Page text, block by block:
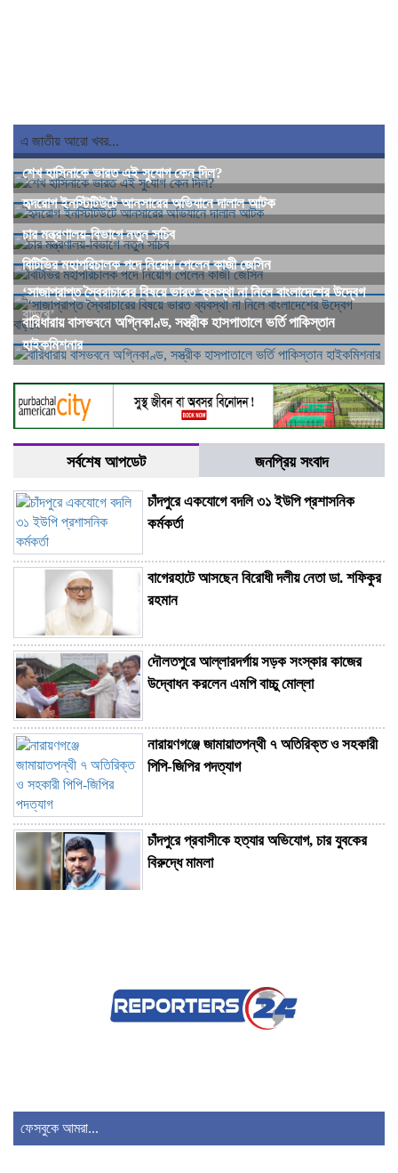
এ জাতীয় আরো খবর...
শেখ হাসিনাকে ভারত এই সুযোগ কেন দিল?
হৃদরোগ ইনস্টিটিউটে আনসারের অভিযানে দালাল আটক
চার মন্ত্রণালয়-বিভাগে নতুন সচিব
বিটিভির মহাপরিচালক পদে নিয়োগ পেলেন কাজী জেসিন
‘সাজাপ্রাপ্ত স্বৈরাচারের বিষয়ে ভারত ব্যবস্থা না নিলে বাংলাদেশের উদ্বেগ
বাড়বে’
বারিধারায় বাসভবনে অগ্নিকাণ্ড, সস্ত্রীক হাসপাতালে ভর্তি পাকিস্তান
হাইকমিশনার
সর্বশেষ আপডেট জনপ্রিয় সংবাদ
চাঁদপুরে একযোগে বদলি ৩১ ইউপি প্রশাসনিক
কর্মকর্তা
বাগেরহাটে আসছেন বিরোধী দলীয় নেতা ডা. শফিকুর
রহমান
দৌলতপুরে আল্লারদর্গায় সড়ক সংস্কার কাজের
উদ্বোধন করলেন এমপি বাচ্চু মোল্লা
নারায়ণগঞ্জে জামায়াতপন্থী ৭ অতিরিক্ত ও সহকারী
পিপি-জিপির পদত্যাগ
চাঁদপুরে প্রবাসীকে হত্যার অভিযোগ, চার যুবকের
বিরুদ্ধে মামলা
পঞ্চগড়ে ১১ দলীয় ঐক্যজোটের বিক্ষোভ মিছিল ও
স্মারকলিপি প্রদান
ফেসবুকে আমরা...